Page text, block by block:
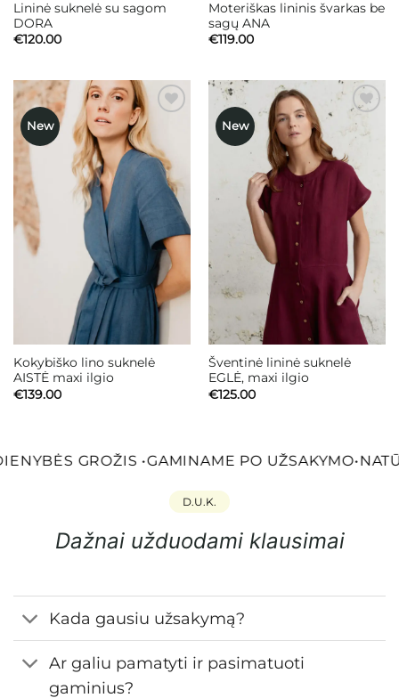
Lininė suknelė su sagom
DORA
€120.00
Moteriškas lininis švarkas be
sagų ANA
€119.00
New
Mėgstamiausias
Kokybiško lino suknelė
AISTĖ maxi ilgio
€139.00
New
Mėgstamiausias
Šventinė lininė suknelė
EGLĖ, maxi ilgio
€125.00
GROŽIS• GAMINAME PO UŽSAKYMO•
D.U.K.
Dažnai užduodami klausimai
Kada gausiu užsakymą?
Ar galiu pamatyti ir pasimatuoti
gaminius?